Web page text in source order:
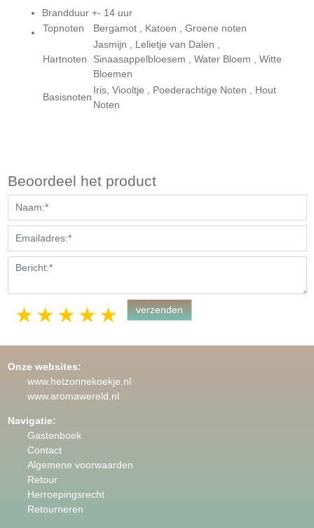
Brandduur +- 14 uur
Topnoten
Bergamot , Katoen , Groene noten
Hartnoten
Jasmijn , Lelietje van Dalen ,
Sinaasappelbloesem , Water Bloem , Witte
Bloemen
Basisnoten
Iris, Viooltje , Poederachtige Noten , Hout
Noten
Beoordeel het product
5 stars
4 stars
3 stars
2 stars
1 star
Onze websites:
www.hetzonnekoekje.nl
www.aromawereld.nl
Navigatie:
Gastenboek
Contact
Algemene voorwaarden
Retour
Herroepingsrecht
Retourneren